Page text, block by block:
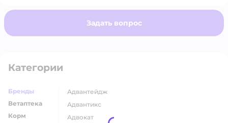
Задать вопрос
Категории
Бренды
Ветаптека
Корм
адвантейдж
адвантикс
адвокат